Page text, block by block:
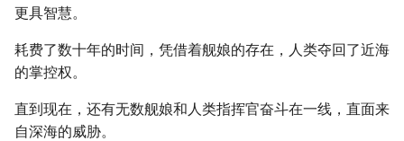
更具智慧。
耗费了数十年的时间，凭借着舰娘的存在，人类夺回了近海
的掌控权。
直到现在，还有无数舰娘和人类指挥官奋斗在一线，直面来
自深海的威胁。